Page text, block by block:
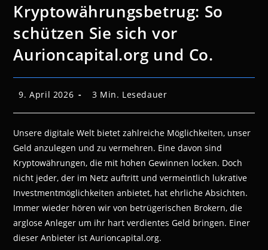
Kryptowährungsbetrug: So
schützen Sie sich vor
Aurioncapital.org und Co.
Beitrag
9. April 2026 Lesedauer:
3 Min. Lesedauer
Unsere digitale Welt bietet zahlreiche Möglichkeiten, unser
Geld anzulegen und zu vermehren. Eine davon sind
Kryptowährungen, die mit hohen Gewinnen locken. Doch
nicht jeder, der im Netz auftritt und vermeintlich lukrative
Investmentmöglichkeiten anbietet, hat ehrliche Absichten.
Immer wieder hören wir von betrügerischen Brokern, die
arglose Anleger um ihr hart verdientes Geld bringen. Einer
dieser Anbieter ist Aurioncapital.org.